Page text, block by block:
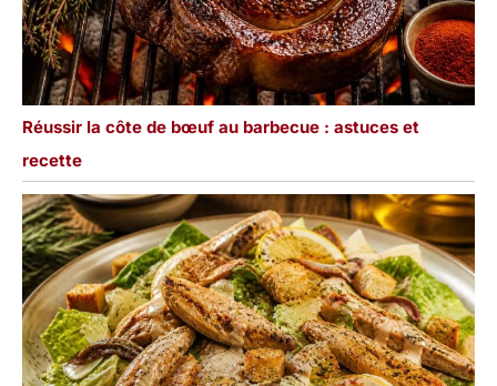
Réussir la côte de bœuf au barbecue : astuces et
recette